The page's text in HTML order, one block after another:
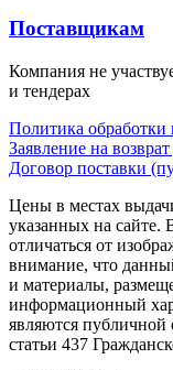
Поставщикам
Компания не
и тендерах
Политика
Заявление на
Договор поставки
Цены в местах
указанных на
отличаться от
внимание, что
и материалы,
информационный
являются
статьи 437